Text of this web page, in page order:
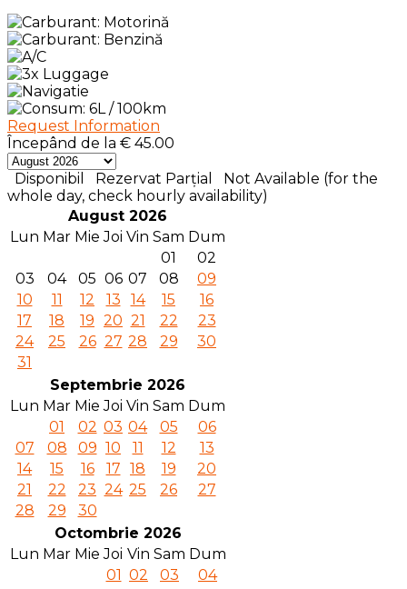
Request Information
Începând de la € 45.00
Disponibil Rezervat Parțial
Not Available (for the
whole day, check hourly availability)
August 2026
Lun Mar Mie Joi Vin Sam Dum
01
02
03
04 05 06 07 08
09
10
11 12 13 14 15
16
17
18 19 20 21 22
23
24
25 26 27 28 29
30
31
Septembrie 2026
Lun Mar Mie Joi Vin Sam Dum
01
02 03 04 05
06
07
08 09 10 11 12
13
14
15 16 17 18 19
20
21
22 23 24 25 26
27
28
29
30
Octombrie 2026
Lun Mar Mie Joi Vin Sam Dum
01 02 03
04